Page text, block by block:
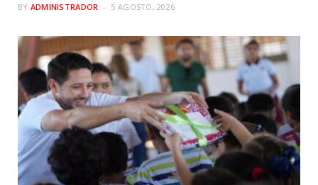
BY ADMINISTRADOR 5 AGOSTO, 2026